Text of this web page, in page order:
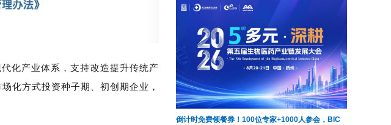
化产业体系，支持改造提升传统产
化方式投资种子期、初创期企业，
倒计时免费领餐券！100位专家+1000人参会，BIC